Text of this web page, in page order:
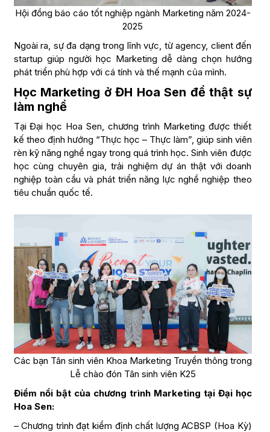
Hội đồng báo cáo tốt nghiệp ngành Marketing năm 2024-
2025
Ngoài ra, sự đa dạng trong lĩnh vực, từ agency, client đến
startup giúp người học Marketing dễ dàng chọn hướng
phát triển phù hợp với cá tính và thế mạnh của mình.
Học Marketing ở ĐH Hoa Sen để thật sự
làm nghề
Tại Đại học Hoa Sen, chương trình Marketing được thiết
kế theo định hướng “Thực học – Thực làm”, giúp sinh viên
rèn kỹ năng nghề ngay trong quá trình học. Sinh viên được
học cùng chuyên gia, trải nghiệm dự án thật với doanh
nghiệp toàn cầu và phát triển năng lực nghề nghiệp theo
tiêu chuẩn quốc tế.
Các bạn Tân sinh viên Khoa Marketing Truyền thông trong
Lễ chào đón Tân sinh viên K25
Điểm nổi bật của chương trình Marketing tại Đại học
Hoa Sen:
– Chương trình đạt kiểm định chất lượng ACBSP (Hoa Kỳ)